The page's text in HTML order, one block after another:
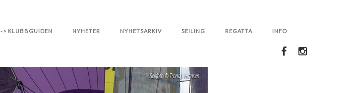
-> KLUBBGUIDEN NYHETER NYHETSARKIV SEILING REGATTA INFO